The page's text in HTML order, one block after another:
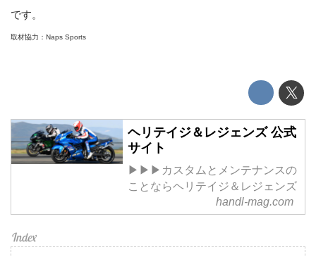
です。
取材協力：Naps Sports
ヘリテイジ＆レジェンズ 公式
サイト
▶▶▶カスタムとメンテナンスの
ことならヘリテイジ＆レジェンズ
handl-mag.com